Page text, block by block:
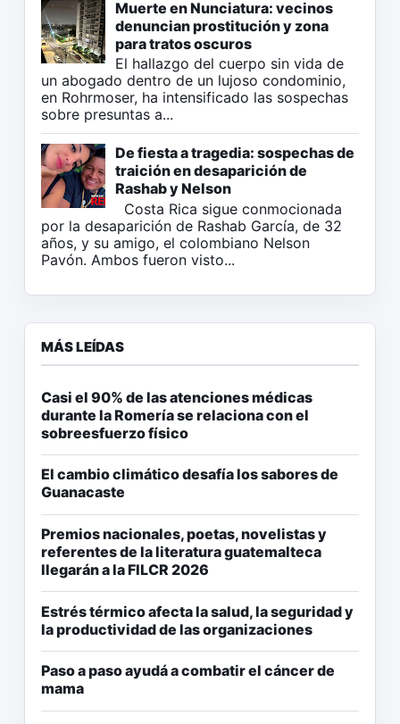
Muerte en Nunciatura: vecinos
denuncian prostitución y zona
para tratos oscuros
El hallazgo del cuerpo sin vida de
un abogado dentro de un lujoso condominio,
en Rohrmoser, ha intensificado las sospechas
sobre presuntas a...
De fiesta a tragedia: sospechas de
traición en desaparición de
Rashab y Nelson
Costa Rica sigue conmocionada
por la desaparición de Rashab García, de 32
años, y su amigo, el colombiano Nelson
Pavón. Ambos fueron visto...
MÁS LEÍDAS
Casi el 90% de las atenciones médicas
durante la Romería se relaciona con el
sobreesfuerzo físico
El cambio climático desafía los sabores de
Guanacaste
Premios nacionales, poetas, novelistas y
referentes de la literatura guatemalteca
llegarán a la FILCR 2026
Estrés térmico afecta la salud, la seguridad y
la productividad de las organizaciones
Paso a paso ayudá a combatir el cáncer de
mama